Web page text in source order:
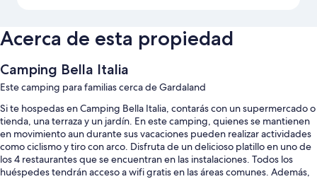
Acerca de esta propiedad
Camping Bella Italia
Este camping para familias cerca de Gardaland
Si te hospedas en Camping Bella Italia, contarás con un supermercado o
tienda, una terraza y un jardín. En este camping, quienes se mantienen
en movimiento aun durante sus vacaciones pueden realizar actividades
como ciclismo y tiro con arco. Disfruta de un delicioso platillo en uno de
los 4 restaurantes que se encuentran en las instalaciones. Todos los
huéspedes tendrán acceso a wifi gratis en las áreas comunes. Además,